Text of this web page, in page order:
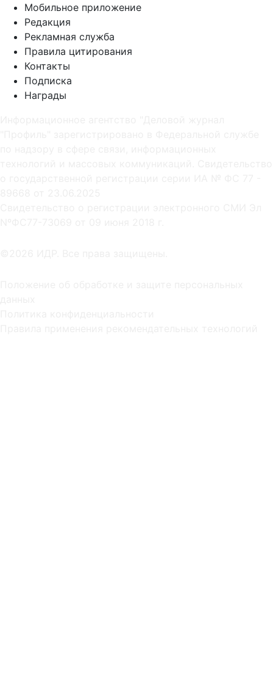
Мобильное приложение
Редакция
Рекламная служба
Правила цитирования
Контакты
Подписка
Награды